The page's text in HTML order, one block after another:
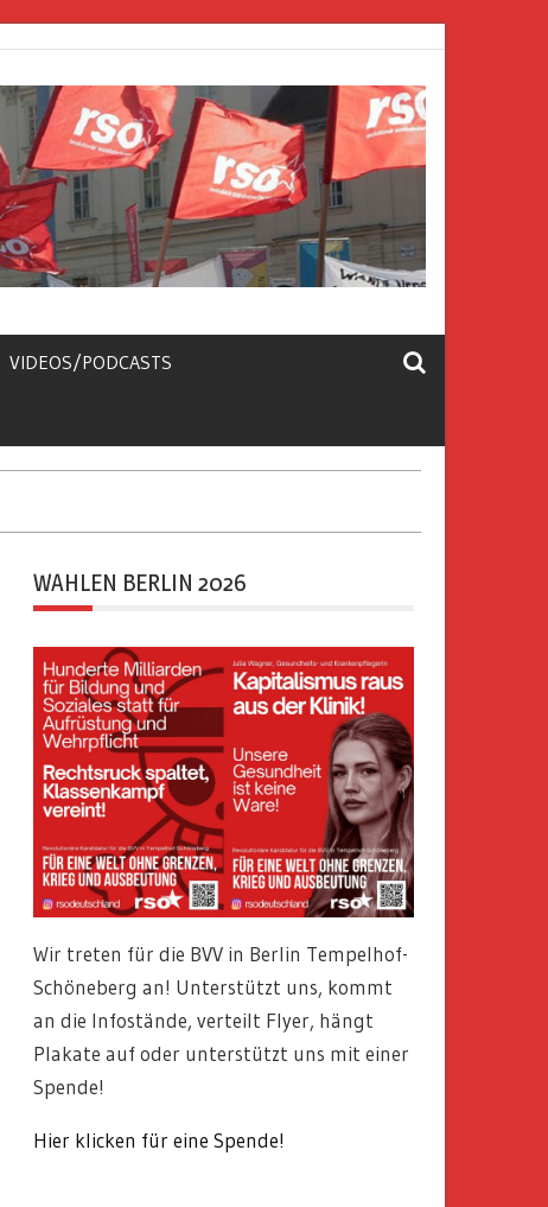
VIDEOS/PODCASTS
WAHLEN BERLIN 2026
Wir treten für die BVV in Berlin Tempelhof-
Schöneberg an! Unterstützt uns, kommt
an die Infostände, verteilt Flyer, hängt
Plakate auf oder unterstützt uns mit einer
Spende!
Hier klicken für eine Spende!